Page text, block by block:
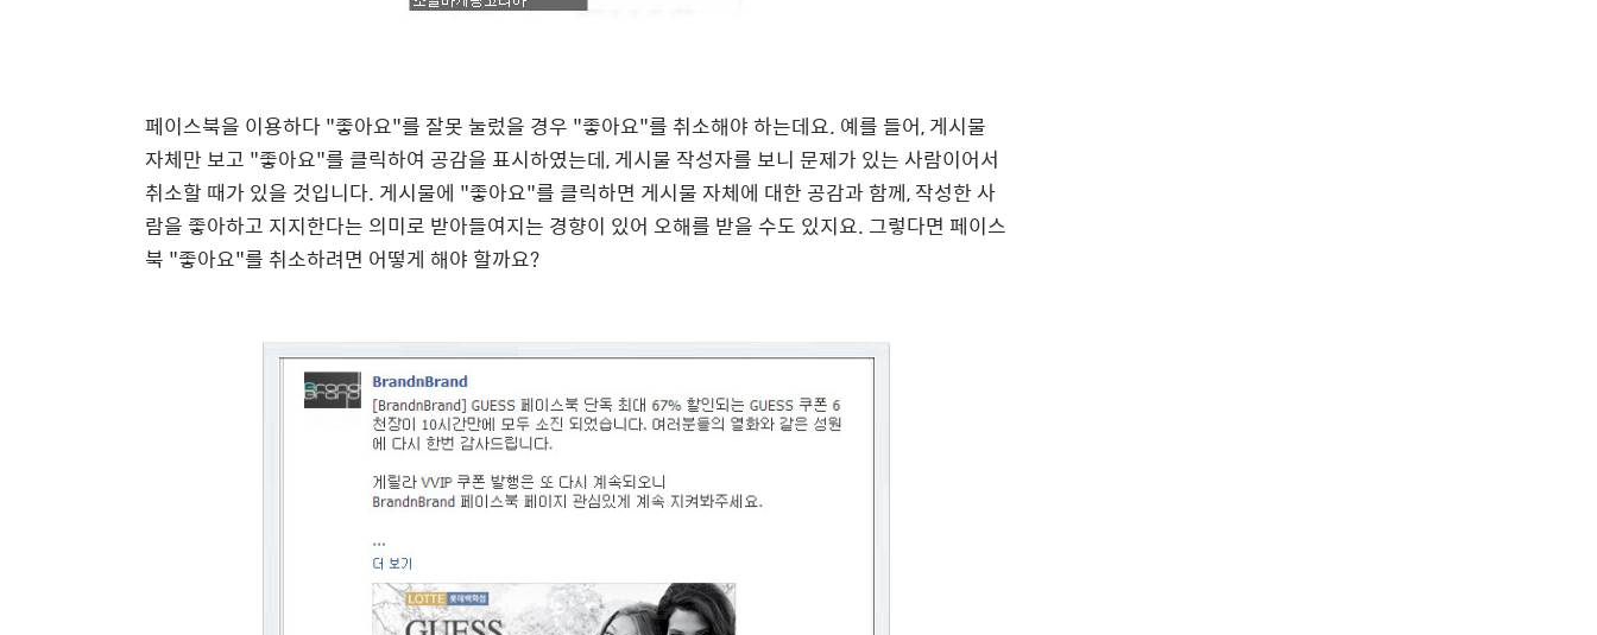
페이스북을 이용하다 "좋아요"를 잘못 눌렀을 경우 "좋아요"를 취소해야 하는데요. 예를 들어, 게시물
자체만 보고 "좋아요"를 클릭하여 공감을 표시하였는데, 게시물 작성자를 보니 문제가 있는 사람이어서
취소할 때가 있을 것입니다. 게시물에 "좋아요"를 클릭하면 게시물 자체에 대한 공감과 함께, 작성한 사
람을 좋아하고 지지한다는 의미로 받아들여지는 경향이 있어 오해를 받을 수도 있지요. 그렇다면 페이스
북 "좋아요"를 취소하려면 어떻게 해야 할까요?